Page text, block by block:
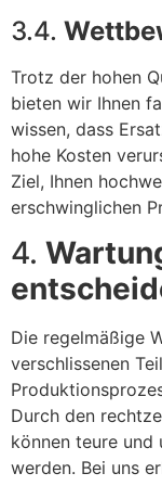
3.4.
Trotz der hohen
bieten wir Ihnen
wissen, dass
hohe Kosten
Ziel, Ihnen
erschwinglichen
4.
Die regelmäßige
verschlissenen
Durch den
können teure und
werden. Bei uns